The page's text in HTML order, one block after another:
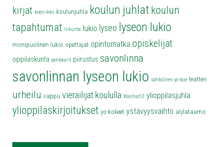
kirjat koeviikko koulunjuhla koulun juhlat koulun
tapahtumat liikunta lukio lyseo lyseon lukio
monipuolinen lukio opettajat opintomatka opiskelijat
oppilaskunta penkkarit piirustus savonlinna
savonlinnan lyseon lukio sähköinen yo-koe teatteri
urheilu vappu vierailijat koululla Wanhat13 ylioppilasjuhla
ylioppilaskirjoitukset yo-kokeet ystävyysvaihto älylataamo